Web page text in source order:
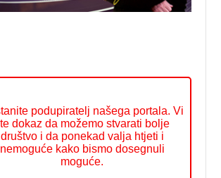
podupiratelj našega portala. Vi
dokaz da možemo stvarati bolje
društvo i da ponekad valja htjeti i
nemoguće kako bismo dosegnuli
moguće.